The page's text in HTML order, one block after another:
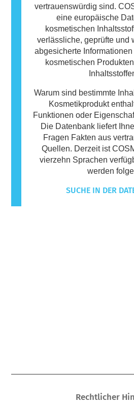
vertrauenswürdig sind.
eine europäische
kosmetischen
verlässliche, geprüfte und
abgesicherte
kosmetischen
Warum sind bestimmte
Kosmetikprodukt
Funktionen oder
Die Datenbank liefert
Fragen Fakten aus
Quellen. Derzeit ist
vierzehn Sprachen
werden
SUCHE IN DER
Rechtlicher